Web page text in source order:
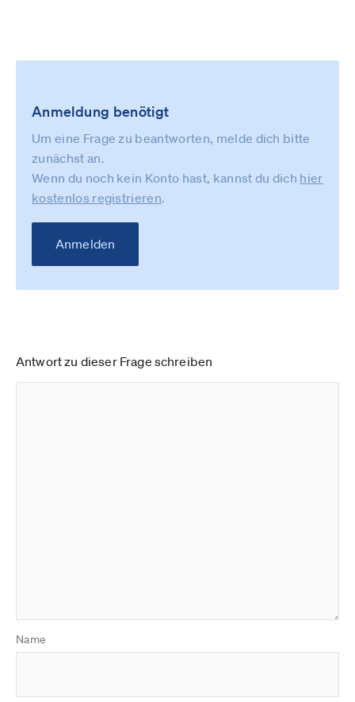
Anmeldung benötigt
Um eine Frage zu beantworten, melde dich bitte
zunächst an.
Wenn du noch kein Konto hast, kannst du dich hier
kostenlos registrieren.
Anmelden
Antwort zu dieser Frage schreiben
Name